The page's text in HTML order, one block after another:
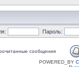
Пароль:
сообщения
POWERED_BY